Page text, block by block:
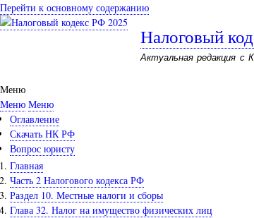
Перейти к основному содержанию
Налоговый
Актуальная редакция с
Меню
Меню Меню
Оглавление
Скачать НК РФ
Вопрос юристу
Главная
Часть 2 Налогового кодекса РФ
Раздел 10. Местные налоги и сборы
Глава 32. Налог на имущество физических лиц